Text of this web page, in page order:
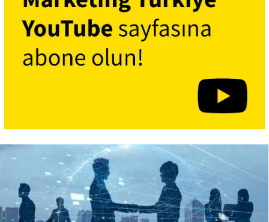
Dergiler
Etkinlikler
Araştırma